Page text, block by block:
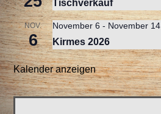
Tischverkauf
NOV.
6
November 6 - November 14
Kirmes 2026
Kalender anzeigen